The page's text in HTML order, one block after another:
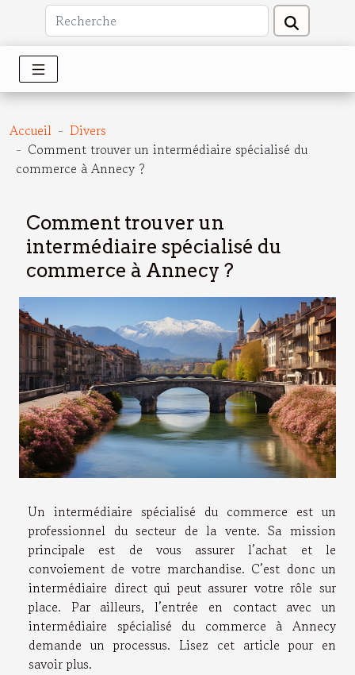
Accueil
Divers
Comment trouver un intermédiaire spécialisé du
commerce à Annecy ?
Comment trouver un
intermédiaire spécialisé du
commerce à Annecy ?
Un intermédiaire spécialisé du commerce est un
professionnel du secteur de la vente. Sa mission
principale est de vous assurer l’achat et le
convoiement de votre marchandise. C’est donc un
intermédiaire direct qui peut assurer votre rôle sur
place. Par ailleurs, l’entrée en contact avec un
intermédiaire spécialisé du commerce à Annecy
demande un processus. Lisez cet article pour en
savoir plus.